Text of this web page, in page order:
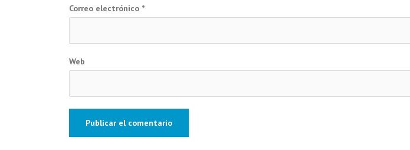
Correo electrónico *
Web